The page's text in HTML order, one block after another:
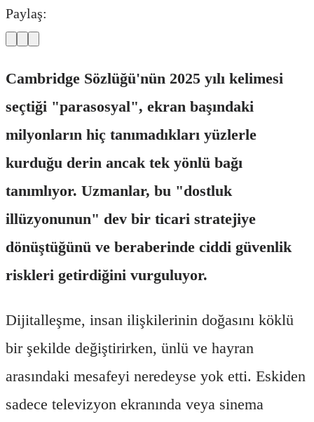
Paylaş:
Cambridge Sözlüğü'nün 2025 yılı kelimesi
seçtiği "parasosyal", ekran başındaki
milyonların hiç tanımadıkları yüzlerle
kurduğu derin ancak tek yönlü bağı
tanımlıyor. Uzmanlar, bu "dostluk
illüzyonunun" dev bir ticari stratejiye
dönüştüğünü ve beraberinde ciddi güvenlik
riskleri getirdiğini vurguluyor.
Dijitalleşme, insan ilişkilerinin doğasını köklü
bir şekilde değiştirirken, ünlü ve hayran
arasındaki mesafeyi neredeyse yok etti. Eskiden
sadece televizyon ekranında veya sinema